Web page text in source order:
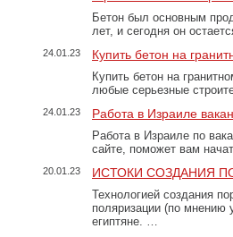
Бетон был основным
лет, и сегодня он
24.01.23 Купить бетон на
Купить бетон на
любые серьезные
24.01.23 Работа в Израиле
Работа в Израиле по
сайте, поможет вам
20.01.23 ИСТОКИ СОЗДАНИЯ
Технологией создания
поляризации (по
египтяне. …